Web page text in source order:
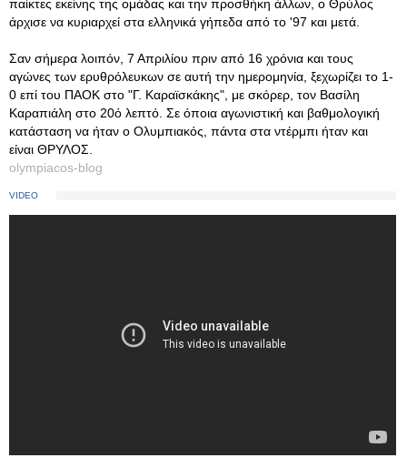
παίκτες εκείνης της ομάδας και την προσθήκη άλλων, ο Θρύλος
άρχισε να κυριαρχεί στα ελληνικά γήπεδα από το '97 και μετά.
Σαν σήμερα λοιπόν, 7 Απριλίου πριν από 16 χρόνια και τους
αγώνες των ερυθρόλευκων σε αυτή την ημερομηνία, ξεχωρίζει το 1-
0 επί του ΠΑΟΚ στο "Γ. Καραϊσκάκης", με σκόρερ, τον Βασίλη
Καραπιάλη στο 20ό λεπτό. Σε όποια αγωνιστική και βαθμολογική
κατάσταση να ήταν ο Ολυμπιακός, πάντα στα ντέρμπι ήταν και
είναι ΘΡΥΛΟΣ.
olympiacos-blog
VIDEO